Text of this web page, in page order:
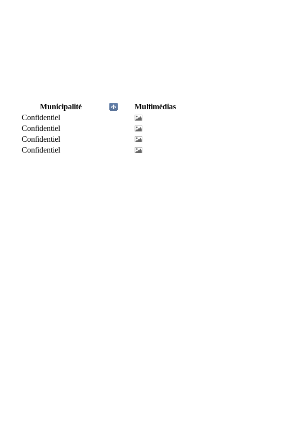
Municipalité
Multimédias
Confidentiel
Confidentiel
Confidentiel
Confidentiel